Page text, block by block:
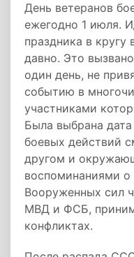
День ветеранов
ежегодно 1 июля.
праздника в кругу
давно. Это
один день, не
событию в
участниками
Была выбрана
боевых действий
другом и
воспоминаниями
Вооруженных сил
МВД и ФСБ,
конфликтах.